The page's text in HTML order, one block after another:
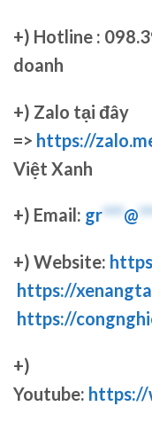
+) Hotline :
doanh
+) Zalo tại đây
=> https://
Việt Xanh
+) Email: gr***@
+) Website:
https://
https://
+)
Youtube: https://